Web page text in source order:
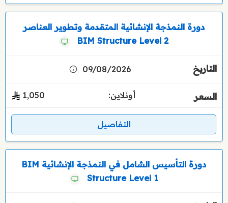
دورة النمذجة الإنشائية المتقدمة وتطوير العناصر
BIM Structure Level 2
09/08/2026
أونلاين: 1٬050
التفاصيل
دورة التأسيس الشامل في النمذجة الإنشائية BIM
Structure Level 1